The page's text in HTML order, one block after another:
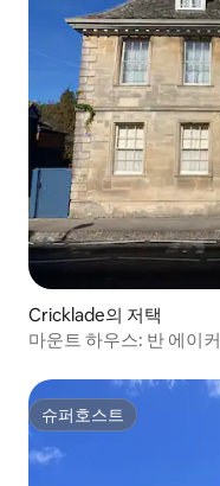
Cricklade의 저택
마운트 하우스: 반 에이
슈퍼호스트
슈퍼호스트